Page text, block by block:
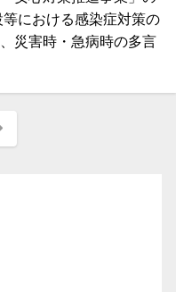
における感染症対策の
災害時・急病時の多言